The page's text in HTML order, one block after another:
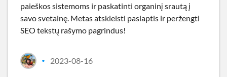
paieškos sistemoms ir paskatinti organinį srautą į
savo svetainę. Metas atskleisti paslaptis ir peržengti
SEO tekstų rašymo pagrindus!
• 2023-08-16